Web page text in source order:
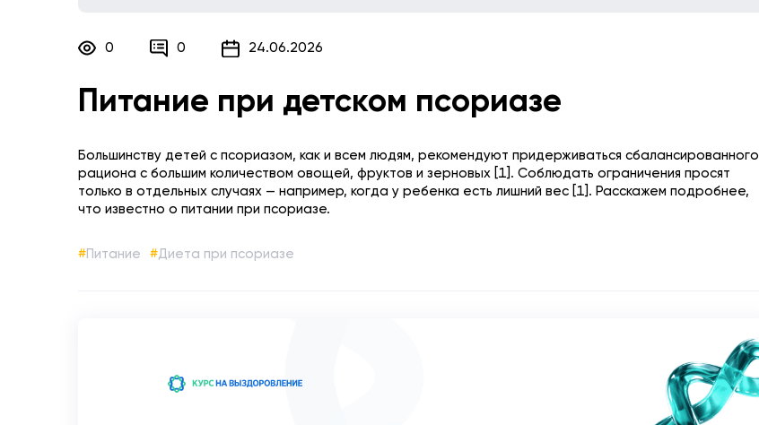
0 0 24.06.2026
Питание при детском псориазе
Большинству детей с псориазом, как и всем людям, рекомендуют придерживаться сбалансированного
рациона с большим количеством овощей, фруктов и зерновых [1]. Соблюдать ограничения просят
только в отдельных случаях — например, когда у ребенка есть лишний вес [1]. Расскажем подробнее,
что известно о питании при псориазе.
Питание Диета при псориазе